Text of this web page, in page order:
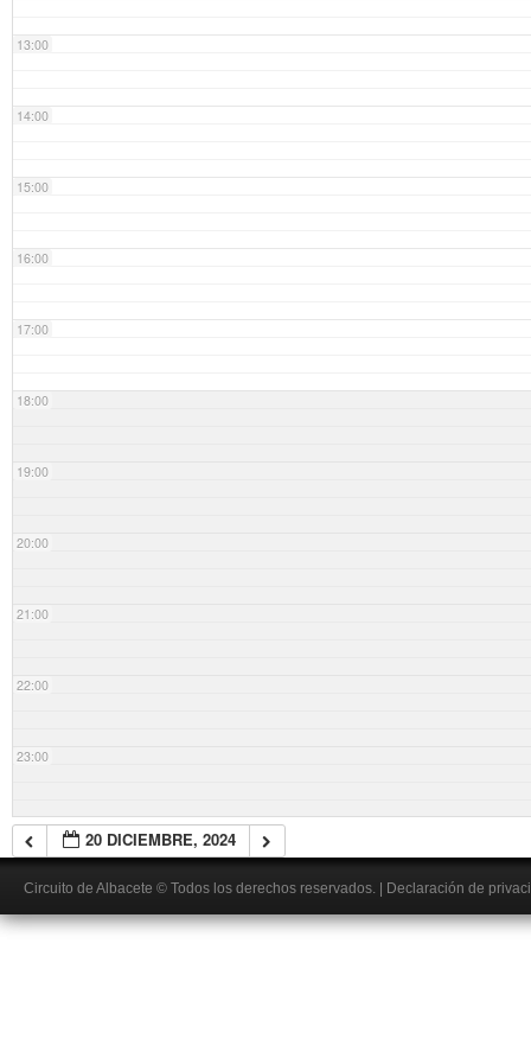
13:00
14:00
15:00
16:00
17:00
18:00
19:00
20:00
21:00
22:00
23:00
20 DICIEMBRE, 2024
Circuito de Albacete © Todos los derechos reservados. Declaración de